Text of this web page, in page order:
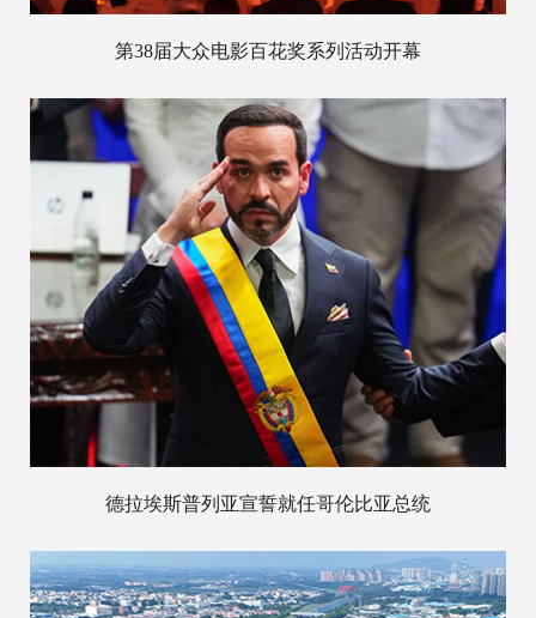
第38届大众电影百花奖系列活动开幕
德拉埃斯普列亚宣誓就任哥伦比亚总统